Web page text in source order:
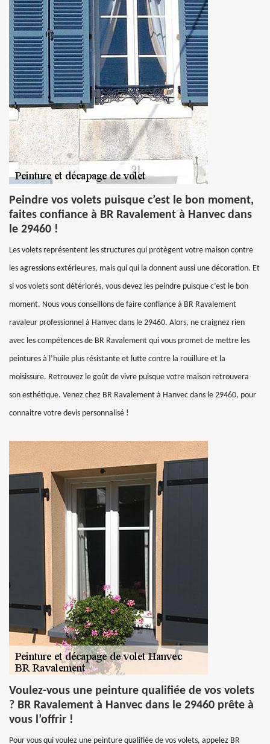
Peindre vos volets puisque c’est le bon moment,
faites confiance à BR Ravalement à Hanvec dans
le 29460 !
Les volets représentent les structures qui protègent votre maison contre
les agressions extérieures, mais qui qui la donnent aussi une décoration. Et
si vos volets sont détériorés, vous devez les peindre puisque c’est le bon
moment. Nous vous conseillons de faire confiance à BR Ravalement
ravaleur professionnel à Hanvec dans le 29460. Alors, ne craignez rien
avec les compétences de BR Ravalement qui vous promet de mettre les
peintures à l’huile plus résistante et lutte contre la rouillure et la
moisissure. Retrouvez le goût de vivre puisque votre maison retrouvera
son esthétique. Venez chez BR Ravalement à Hanvec dans le 29460, pour
connaitre votre devis personnalisé !
Voulez-vous une peinture qualifiée de vos volets
? BR Ravalement à Hanvec dans le 29460 prête à
vous l’offrir !
Pour vous qui voulez une peinture qualifiée de vos volets, appelez BR